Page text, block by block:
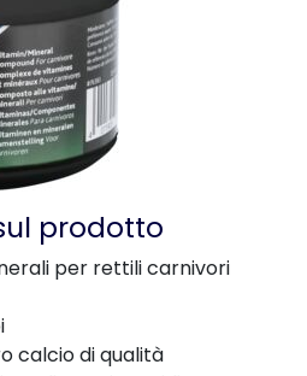
prodotto
per rettili carnivori
calcio di qualità